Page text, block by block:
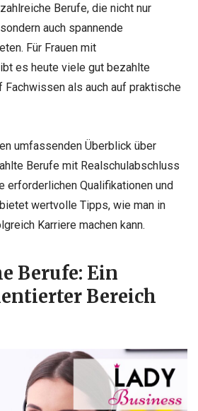
Berufe, die nicht nur
auch spannende
Für Frauen mit
es heute viele gut bezahlte
Fachwissen als auch auf praktische
umfassenden Überblick über
Berufe mit Realschulabschluss
erforderlichen Qualifikationen und
wertvolle Tipps, wie man in
Karriere machen kann.
Berufe: Ein
Bereich